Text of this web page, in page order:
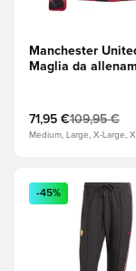
Manchester
Maglia da
71,95 €109,95 €
Medium, Large, X-Large,
Apre una
-45%